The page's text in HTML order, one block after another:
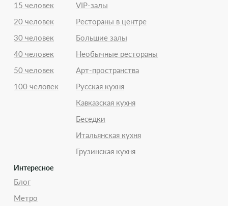
15 человек
20 человек
30 человек
40 человек
50 человек
100 человек
VIP-залы
Рестораны в центре
Большие залы
Необычные рестораны
Арт-пространства
Русская кухня
Кавказская кухня
Беседки
Итальянская кухня
Грузинская кухня
Интересное
Блог
Метро